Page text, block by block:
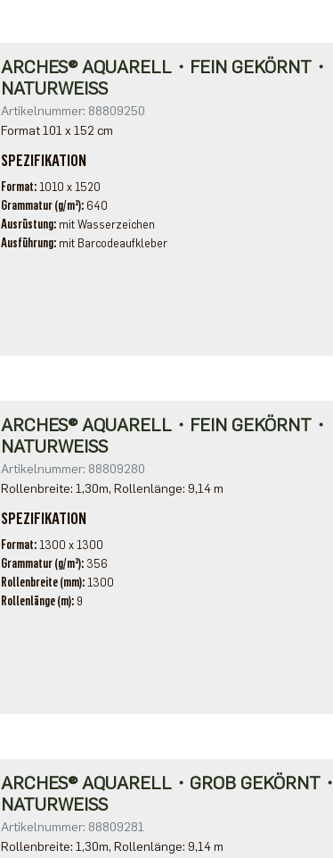
ARCHES® AQUARELL・FEIN GEKÖRNT・
NATURWEISS
Artikelnummer: 88809250
Format 101 x 152 cm
SPEZIFIKATION
Format 1010 x 1520
Grammatur (g/m²) 640
Ausrüstung mit Wasserzeichen
Ausführung mit Barcodeaufkleber
ARCHES® AQUARELL・FEIN GEKÖRNT・
NATURWEISS
Artikelnummer: 88809280
Rollenbreite: 1,30m, Rollenlänge: 9,14 m
SPEZIFIKATION
Format 1300 x 1300
Grammatur (g/m²) 356
Rollenbreite (mm) 1300
Rollenlänge (m) 9
ARCHES® AQUARELL・GROB GEKÖRNT・
NATURWEISS
Artikelnummer: 88809281
Rollenbreite: 1,30m, Rollenlänge: 9,14 m